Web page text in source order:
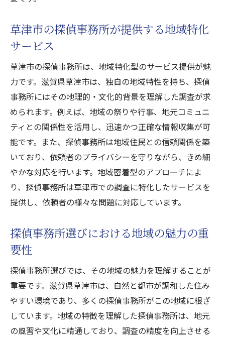
草津市の探偵事務所が提供する地域特化
サービス
草津市の探偵事務所は、地域特化型のサービス提供が魅
力です。滋賀県草津市は、独自の地域特性を持ち、探偵
事務所にはその地理的・文化的背景を理解した調査が求
められます。例えば、地域の祭りや行事、地元コミュニ
ティとの関係性を活用し、迅速かつ正確な情報収集が可
能です。また、探偵事務所は地域住民との信頼関係を築
いており、依頼者のプライバシーを守りながら、きめ細
やかな対応を行います。地域密着型のアプローチによ
り、探偵事務所は草津市での調査に特化したサービスを
提供し、依頼者の様々な問題に対応しています。
探偵事務所選びにおける地域の魅力の重
要性
探偵事務所選びでは、その地域の魅力を理解することが
重要です。滋賀県草津市は、自然と都市が調和した住み
やすい環境であり、多くの探偵事務所がこの地域に根ざ
しています。地域の特徴を理解した探偵事務所は、地元
の風習や文化に精通しており、調査の精度を向上させる